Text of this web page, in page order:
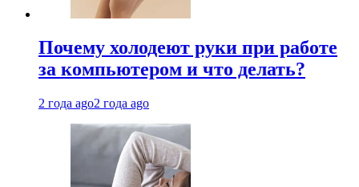
Почему холодеют руки при работе
за компьютером и что делать?
2 года ago2 года ago